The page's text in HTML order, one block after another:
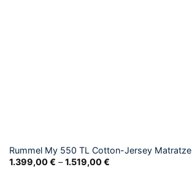
Rummel My 550 TL Cotton-Jersey Matratze
1.399,00€ –1.519,00€